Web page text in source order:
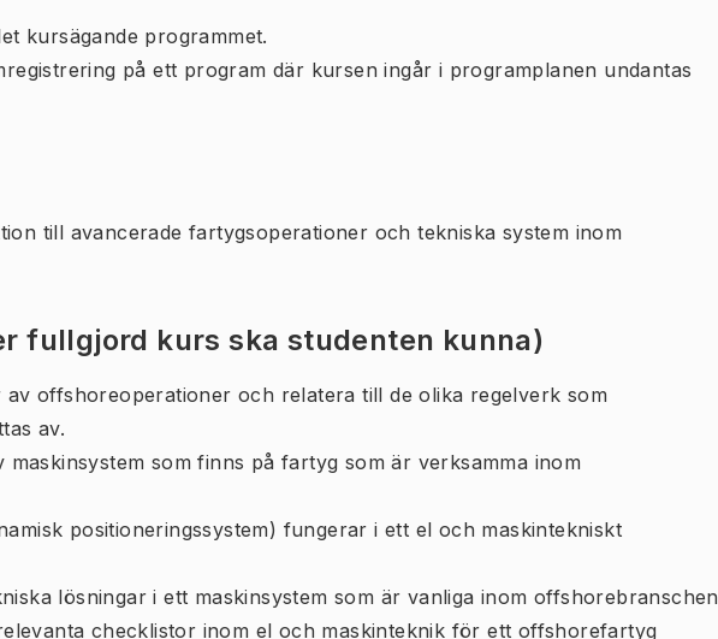
kursägande programmet.
på ett program där kursen ingår i programplanen undantas
till avancerade fartygsoperationer och tekniska system inom
fullgjord kurs ska studenten kunna)
offshoreoperationer och relatera till de olika regelverk som
av.
som finns på fartyg som är verksamma inom
positioneringssystem) fungerar i ett el och maskintekniskt
lösningar i ett maskinsystem som är vanliga inom offshorebranschen
checklistor inom el och maskinteknik för ett offshorefartyg